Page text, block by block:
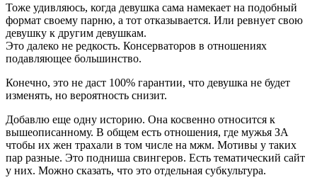
Тоже удивляюсь, когда девушка сама намекает на подобный
формат своему парню, а тот отказывается. Или ревнует свою
девушку к другим девушкам.
Это далеко не редкость. Консерваторов в отношениях
подавляющее большинство.
Конечно, это не даст 100% гарантии, что девушка не будет
изменять, но вероятность снизит.
Добавлю еще одну историю. Она косвенно относится к
вышеописанному. В общем есть отношения, где мужья ЗА
чтобы их жен трахали в том числе на мжм. Мотивы у таких
пар разные. Это подниша свингеров. Есть тематический сайт
у них. Можно сказать, что это отдельная субкультура.